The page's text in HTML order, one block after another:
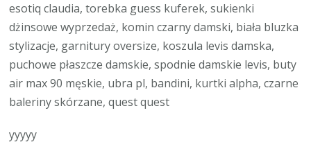
esotiq claudia, torebka guess kuferek, sukienki
dżinsowe wyprzedaż, komin czarny damski, biała bluzka
stylizacje, garnitury oversize, koszula levis damska,
puchowe płaszcze damskie, spodnie damskie levis, buty
air max 90 męskie, ubra pl, bandini, kurtki alpha, czarne
baleriny skórzane, quest quest
yyyyy